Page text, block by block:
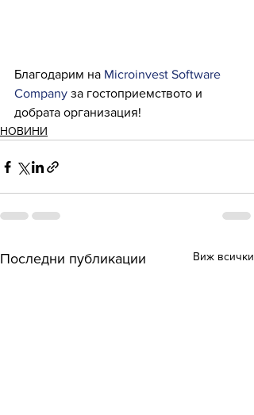
Благодарим на Microinvest Software
Company за гостоприемството и
добрата организация!
НОВИНИ
Последни публикации Виж всички